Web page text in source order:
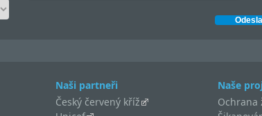
Naši partneři
Český červený kříž
Naše
Ochrana